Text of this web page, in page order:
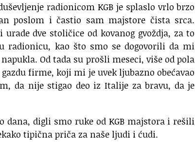
radionicom KGB je splaslo vrlo brzo
poslom i častio sam majstore čista srca.
dve stoličice od kovanog gvoždja, za to
kao što smo se dogovorili da mi
Od tada su prošli meseci, više od pola
firme, koji mi je uvek ljubazno obećavao
da nije stigao deo iz Italije za bravu, da je
dana, digli smo ruke od KGB majstora i rešili
tipična priča za naše ljudi i ćudi.